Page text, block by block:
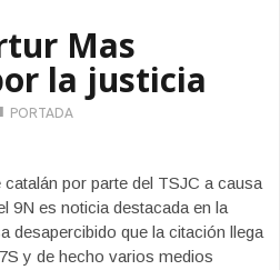
Mas
la justicia
PORTADA
por parte del TSJC a causa
9N es noticia destacada en la
desapercibido que la citación llega
y de hecho varios medios